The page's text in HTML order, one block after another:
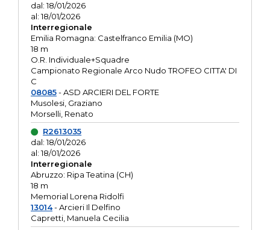
dal: 18/01/2026
al: 18/01/2026
Interregionale
Emilia Romagna: Castelfranco Emilia (MO)
18 m
O.R. Individuale+Squadre
Campionato Regionale Arco Nudo TROFEO CITTA' DI
C
08085- ASD ARCIERI DEL FORTE
Musolesi, Graziano
Morselli, Renato
R2613035
dal: 18/01/2026
al: 18/01/2026
Interregionale
Abruzzo: Ripa Teatina (CH)
18 m
Memorial Lorena Ridolfi
13014- Arcieri Il Delfino
Capretti, Manuela Cecilia